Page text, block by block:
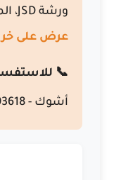
ورشة JSD، المنطقة الصناعية 13، الشارقة
عرض على
📞
أشوك - 0504993618